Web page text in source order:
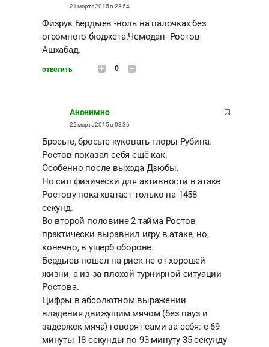
21 марта 2015 в 23:54
Физрук Бердыев -ноль на палочках без
огромного бюджета.Чемодан- Ростов-
Ашхабад.
ответить 0
Анонимно
22 марта 2015 в 03:36
Бросьте, бросьте куковать глоры Рубина.
Ростов показал себя ещё как.
Особенно после выхода Дзюбы.
Но сил физически для активности в атаке
Ростову пока хватает только на 1458
секунд.
Во второй половине 2 тайма Ростов
практически выравнил игру в атаке, но,
конечно, в ущерб обороне.
Бердыев пошел на риск не от хорошей
жизни, а из-за плохой турнирной ситуации
Ростова.
Цифры в абсолютном выражении
владения движущим мячом (без пауз и
задержек мяча) говорят сами за себя: с 69
минуты 18 секунды по 93 минуту 35 секунду